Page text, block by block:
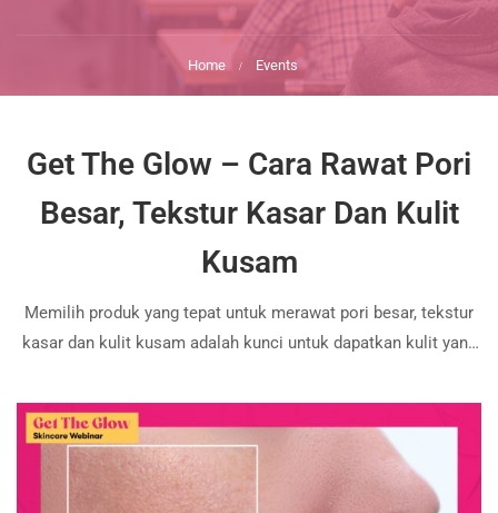
Home Events
Get The Glow – Cara Rawat Pori
Besar, Tekstur Kasar Dan Kulit
Kusam
Memilih produk yang tepat untuk merawat pori besar, tekstur
kasar dan kulit kusam adalah kunci untuk dapatkan kulit yang
produk di pasaran, mana satu yang paling sesuai untuk kulit
anda? Apakah pula …